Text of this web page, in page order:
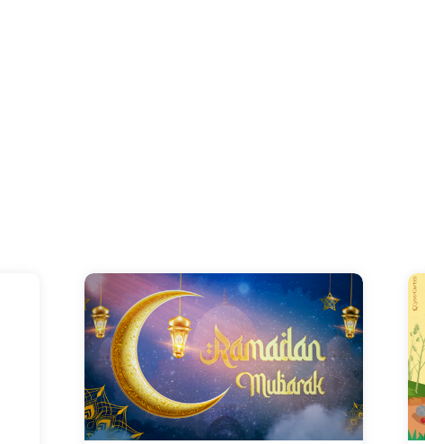
Cette carte célèbre le mois sacré du